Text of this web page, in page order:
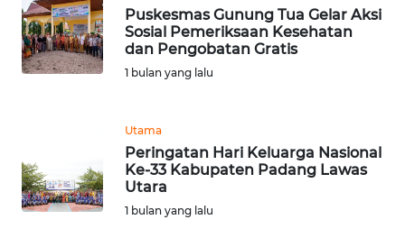
Puskesmas Gunung Tua Gelar Aksi
Sosial Pemeriksaan Kesehatan
dan Pengobatan Gratis
1 bulan yang lalu
Utama
Peringatan Hari Keluarga Nasional
Ke-33 Kabupaten Padang Lawas
Utara
1 bulan yang lalu
LAMPUNG
WN
JATENG
WN
JOGJA